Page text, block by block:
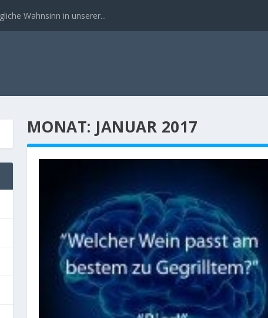
Wahnsinn in unserer...
MONAT: JANUAR 2017